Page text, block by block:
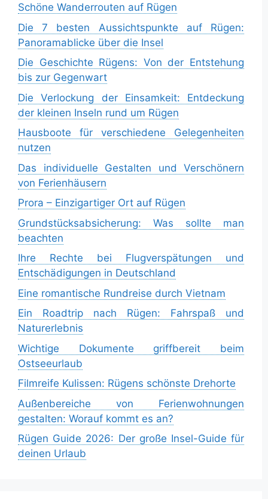
Schöne Wanderrouten auf Rügen
Die 7 besten Aussichtspunkte auf Rügen:
Panoramablicke über die Insel
Die Geschichte Rügens: Von der Entstehung
bis zur Gegenwart
Die Verlockung der Einsamkeit: Entdeckung
der kleinen Inseln rund um Rügen
Hausboote für verschiedene Gelegenheiten
nutzen
Das individuelle Gestalten und Verschönern
von Ferienhäusern
Prora – Einzigartiger Ort auf Rügen
Grundstücksabsicherung: Was sollte man
beachten
Ihre Rechte bei Flugverspätungen und
Entschädigungen in Deutschland
Eine romantische Rundreise durch Vietnam
Ein Roadtrip nach Rügen: Fahrspaß und
Naturerlebnis
Wichtige Dokumente griffbereit beim
Ostseeurlaub
Filmreife Kulissen: Rügens schönste Drehorte
Außenbereiche von Ferienwohnungen
gestalten: Worauf kommt es an?
Rügen Guide 2026: Der große Insel-Guide für
deinen Urlaub